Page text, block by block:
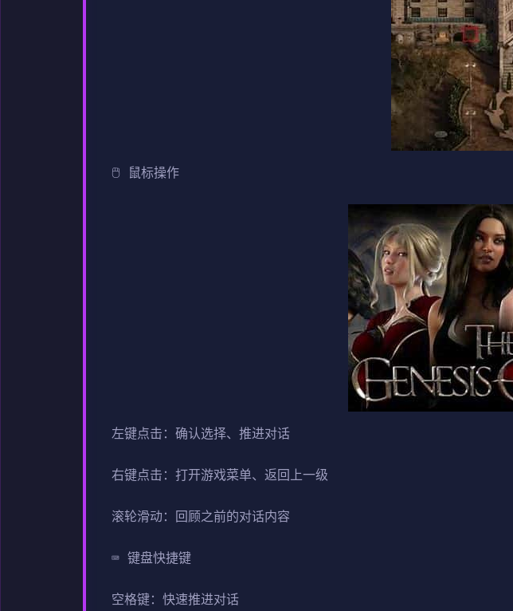
🖱️ 鼠标操作
左键点击：确认选择、推进对话
右键点击：打开游戏菜单、返回上一级
滚轮滑动：回顾之前的对话内容
⌨️ 键盘快捷键
空格键：快速推进对话